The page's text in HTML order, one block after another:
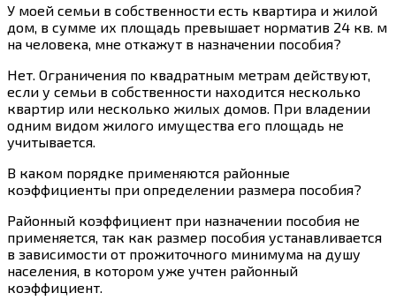
У моей семьи в собственности есть квартира и жилой
дом, в сумме их площадь превышает норматив 24 кв. м
на человека, мне откажут в назначении пособия?
Нет. Ограничения по квадратным метрам действуют,
если у семьи в собственности находится несколько
квартир или несколько жилых домов. При владении
одним видом жилого имущества его площадь не
учитывается.
В каком порядке применяются районные
коэффициенты при определении размера пособия?
Районный коэффициент при назначении пособия не
применяется, так как размер пособия устанавливается
в зависимости от прожиточного минимума на душу
населения, в котором уже учтен районный
коэффициент.